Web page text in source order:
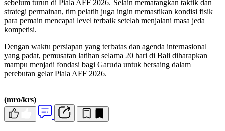
sebelum turun di Piala AFF 2026. Selain mematangkan taktik dan
strategi permainan, tim pelatih juga ingin memastikan kondisi fisik
para pemain mencapai level terbaik setelah menjalani masa jeda
kompetisi.
Dengan waktu persiapan yang terbatas dan agenda internasional
yang padat, pemusatan latihan selama 20 hari di Bali diharapkan
mampu menjadi fondasi bagi Garuda untuk bersaing dalam
perebutan gelar Piala AFF 2026.
(mro/krs)